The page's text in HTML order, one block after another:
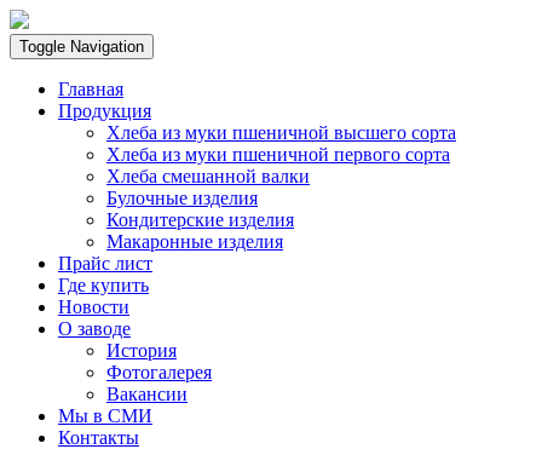
Toggle Navigation
Главная
Продукция
Хлеба из муки пшеничной высшего сорта
Хлеба из муки пшеничной первого сорта
Хлеба смешанной валки
Булочные изделия
Кондитерские изделия
Макаронные изделия
Прайс лист
Где купить
Новости
О заводе
История
Фотогалерея
Вакансии
Мы в СМИ
Контакты